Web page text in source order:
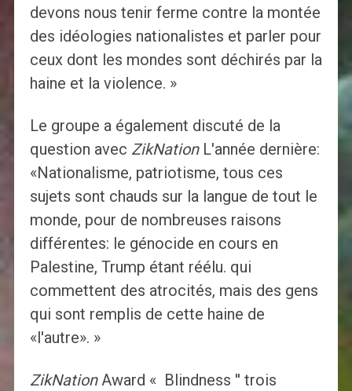
devons nous tenir ferme contre la montée
des idéologies nationalistes et parler pour
ceux dont les mondes sont déchirés par la
haine et la violence. »
Le groupe a également discuté de la
question avec ZikNation L'année dernière:
«Nationalisme, patriotisme, tous ces
sujets sont chauds sur la langue de tout le
monde, pour de nombreuses raisons
différentes: le génocide en cours en
Palestine, Trump étant réélu. qui
commettent des atrocités, mais des gens
qui sont remplis de cette haine de
«l'autre». »
ZikNationAward « Blindness '' trois